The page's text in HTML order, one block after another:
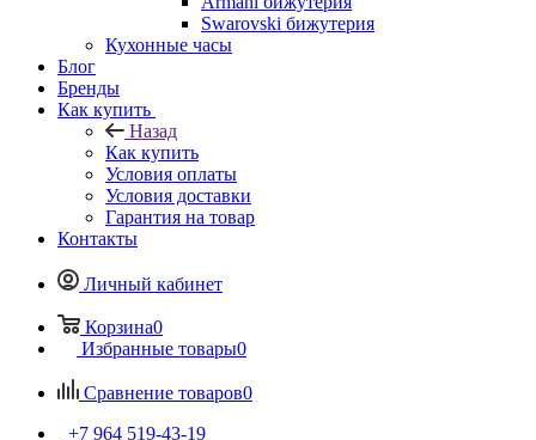
Swarovski бижутерия
Кухонные часы
Блог
Бренды
Как купить
Назад
Как купить
Условия оплаты
Условия доставки
Гарантия на товар
Контакты
Личный кабинет
Корзина0
Избранные товары0
Сравнение товаров0
+7 964 519-43-19